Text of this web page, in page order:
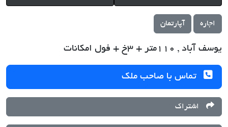
اجاره آپارتمان
یوسف آباد , 110متر + 3خ + فول امکانات
تماس با صاحب ملک
اشتراک